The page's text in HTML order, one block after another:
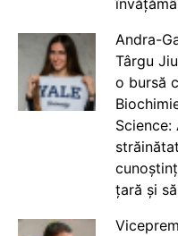
Andra-
Târgu
o bursă
țară și